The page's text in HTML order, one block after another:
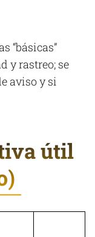
“básicas”
y rastreo; se
aviso y si
útil